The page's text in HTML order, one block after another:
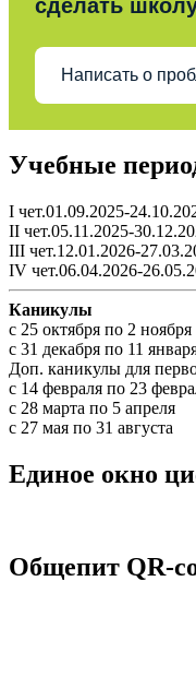
сделать
Написать о
Учебные
I чет.01.09.2025-
II чет.05.11.2025-
III чет.12.01.2026-
IV чет.06.04.2026-
Каникулы
c 25 октября по 2 ноября
c 31 декабря по 11
Доп. каникулы для
с 14 февраля по 23
с 28 марта по 5 апреля
с 27 мая по 31 августа
Единое окно
Общепит QR-